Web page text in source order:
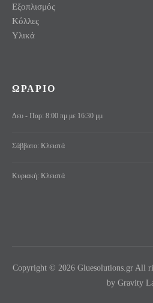
Εξοπλισμός
Κόλλες
Υλικά
ΩΡΑΡΙΟ
Δευ - Παρ: 8:00 πμ με 16:30 μμ
Σάββατο: Κλειστά
Κυριακή: Κλειστά
Copyright © 2026 Gluesolutions.gr All
by Gravity